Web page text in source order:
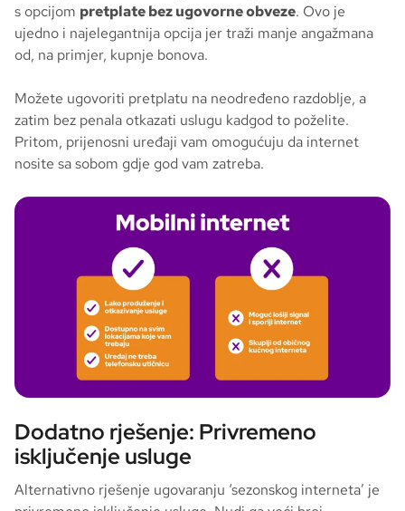
s opcijom pretplate bez ugovorne obveze. Ovo je
ujedno i najelegantnija opcija jer traži manje angažmana
od, na primjer, kupnje bonova.
Možete ugovoriti pretplatu na neodređeno razdoblje, a
zatim bez penala otkazati uslugu kadgod to poželite.
Pritom, prijenosni uređaji vam omogućuju da internet
nosite sa sobom gdje god vam zatreba.
Dodatno rješenje: Privremeno
isključenje usluge
Alternativno rješenje ugovaranju ‘sezonskog interneta’ je